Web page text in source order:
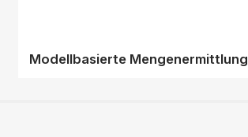
Modellbasierte Mengenermittlung